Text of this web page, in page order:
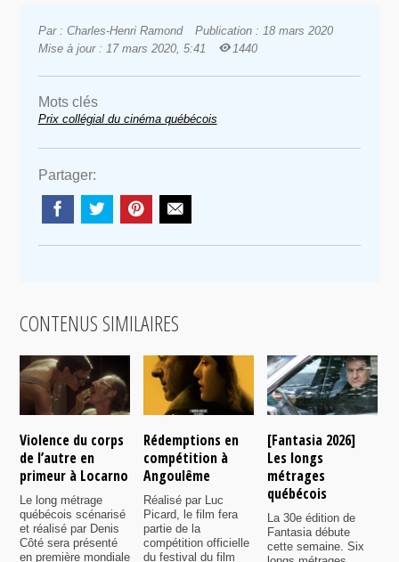
Par : Charles-Henri Ramond
Publication : 18 mars 2020
Mise à jour : 17 mars 2020, 5:41
1440
Mots clés
Prix collégial du cinéma québécois
Partager:
CONTENUS SIMILAIRES
Violence du corps
de l’autre en
primeur à Locarno
Le long métrage
québécois scénarisé
et réalisé par Denis
Côté sera présenté
en première mondiale
Rédemptions en
compétition à
Angoulême
Réalisé par Luc
Picard, le film fera
partie de la
compétition officielle
du festival du film
[Fantasia 2026]
Les longs
métrages
québécois
La 30e édition de
Fantasia débute
cette semaine. Six